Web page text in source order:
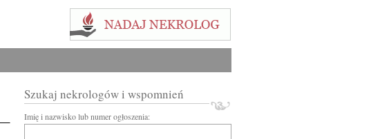
Szukaj nekrologów i wspomnień
Imię i nazwisko lub numer ogłoszenia: